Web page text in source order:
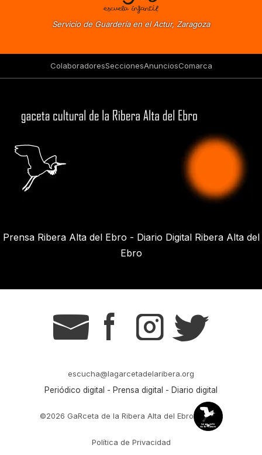
Servicio de Guardería en el Actur, Zaragoza
ColaboradoresSeccionesAnunciosComarca
Prensa Ribera Alta del Ebro - Diario Digital Ribera Alta del
Ebro
g s t r
escucha@lagarcetadelaribera.org
Periódico digital - Prensa digital - Diario digital
©2026 GaRceta de la Ribera Alta del Ebro
Política de Privacidad